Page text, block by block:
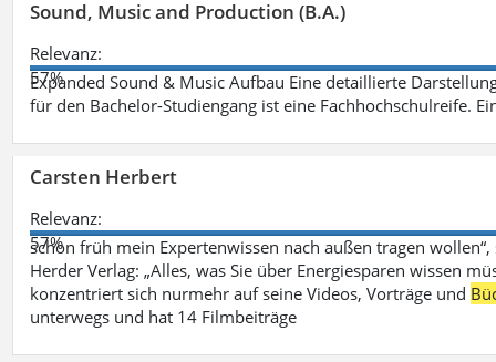
Sound, Music and Production (B.A.)
Relevanz:
57%
Expanded Sound & Music Aufbau Eine detaillierte
für den Bachelor-Studiengang ist eine Fachhochschulreife.
Carsten Herbert
Relevanz:
57%
schon früh mein Expertenwissen nach außen tragen
Herder Verlag: „Alles, was Sie über Energiesparen wissen
konzentriert sich nurmehr auf seine Videos, Vorträge und
unterwegs und hat 14 Filmbeiträge